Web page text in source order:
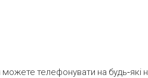
телефонувати на будь-які